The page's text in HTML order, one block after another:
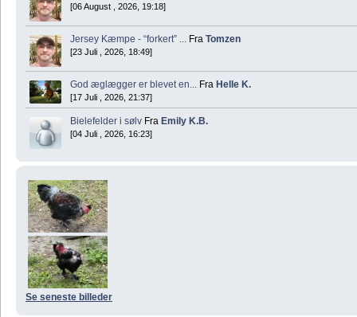
[06 August , 2026, 19:18]
Jersey Kæmpe - “forkert” ... Fra Tomzen
[23 Juli , 2026, 18:49]
God æglægger er blevet en... Fra Helle K.
[17 Juli , 2026, 21:37]
Bielefelder i sølv Fra Emily K.B.
[04 Juli , 2026, 16:23]
Se seneste billeder